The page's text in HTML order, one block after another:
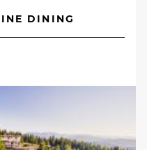
DINING